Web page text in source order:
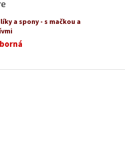
a spony - s mačkou a